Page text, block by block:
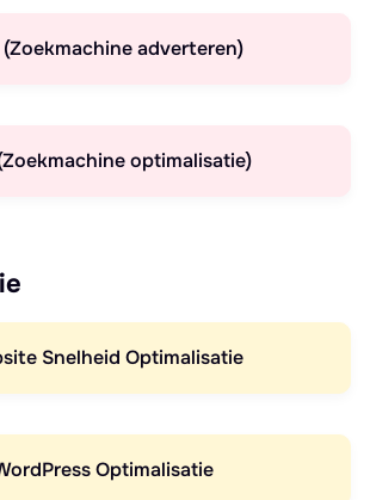
(Zoekmachine adverteren)
optimalisatie)
Snelheid Optimalisatie
Optimalisatie